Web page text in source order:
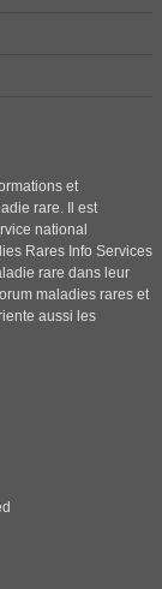
et
rare. Il est
national
Rares Info Services
rare dans leur
maladies rares et
aussi les